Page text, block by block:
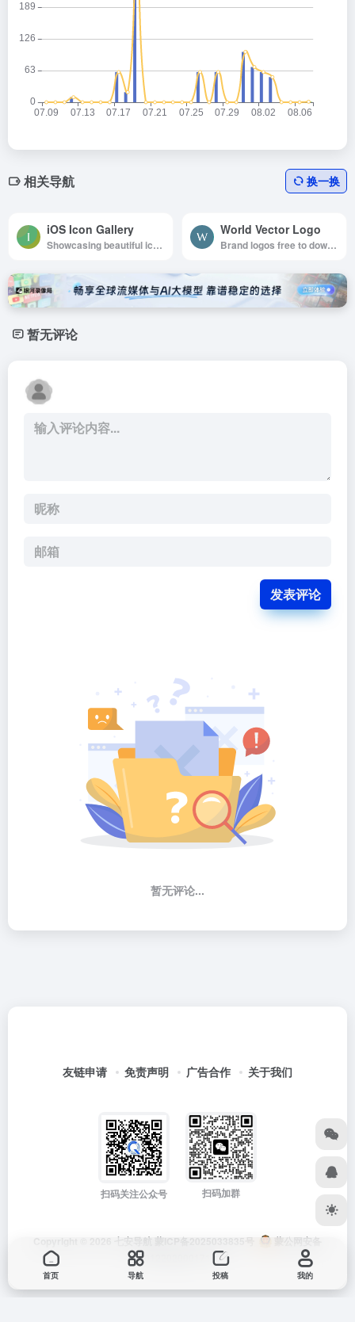
相关导航 换一换
iOS Icon Gallery
Showcasing beautiful icon designs from the iOS App Store
World Vector Logo
Brand logos free to download
暂无评论
发表评论
暂无评论...
友链申请 免责声明 广告合作 关于我们
扫码关注公众号 扫码加群
Copyright © 2026 七安导航 蒙ICP备2025033835号
蒙公网安备
15012202000171号
首页 导航 投稿 我的